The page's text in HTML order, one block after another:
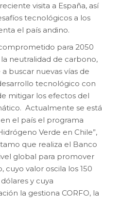
visita a España, así
tecnológicos a los
el país andino.
para 2050
neutralidad de carbono,
buscar nuevas vías de
tecnológico con
mitigar los efectos del
Actualmente se está
el país el programa
Verde en Chile”,
que realiza el Banco
global para promover
cuyo valor oscila los 150
y cuya
la gestiona CORFO, la